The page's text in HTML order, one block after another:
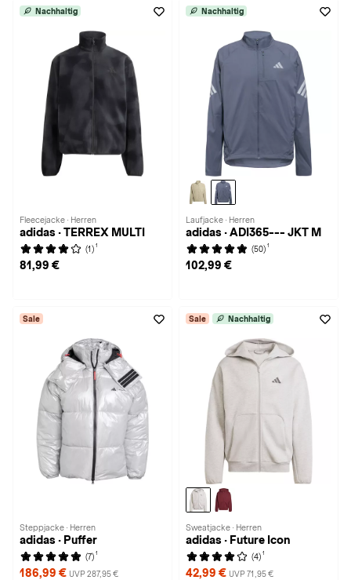
Nachhaltig
Fleecejacke · Herren
adidas · TERREX MULTI
(1) 1
81,99 €
Nachhaltig
Laufjacke · Herren
adidas · ADI365--- JKT M
(50) 1
102,99 €
Sale
Steppjacke · Herren
adidas · Puffer
(7) 1
186,99 € UVP 287,95 €
Sale Nachhaltig
Sweatjacke · Herren
adidas · Future Icon
(4) 1
42,99 € UVP 71,95 €